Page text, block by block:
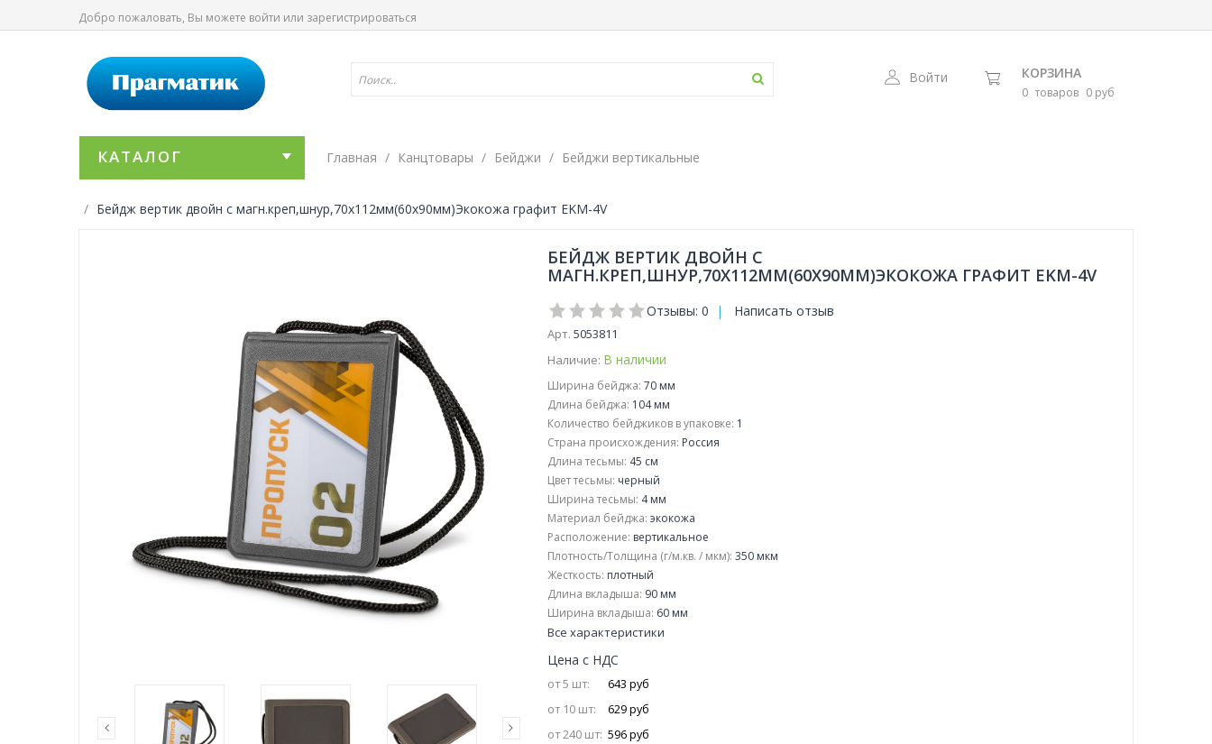
Добро пожаловать, Вы можете войти или зарегистрироваться
Войти КОРЗИНА
0 товаров 0 руб
КАТАЛОГ Главная Канцтовары Бейджи Бейджи вертикальные
Бейдж вертик двойн с магн.креп,шнур,70x112мм(60х90мм)Экокожа графит EKM-4V
БЕЙДЖ ВЕРТИК ДВОЙН С
МАГН.КРЕП,ШНУР,70X112ММ(60Х90ММ)ЭКОКОЖА ГРАФИТ EKM-4V
Отзывы: 0 | Написать отзыв
Арт. 5053811
Наличие: В наличии
Ширина бейджа: 70 мм
Длина бейджа: 104 мм
Количество бейджиков в упаковке: 1
Страна происхождения: Россия
Длина тесьмы: 45 см
Цвет тесьмы: черный
Ширина тесьмы: 4 мм
Материал бейджа: экокожа
Расположение: вертикальное
Плотность/Толщина (г/м.кв. / мкм): 350 мкм
Жесткость: плотный
Длина вкладыша: 90 мм
Ширина вкладыша: 60 мм
Все характеристики
Цена с НДС
от 5 шт:
643 руб
от 10 шт:
629 руб
от 240 шт: 596 руб